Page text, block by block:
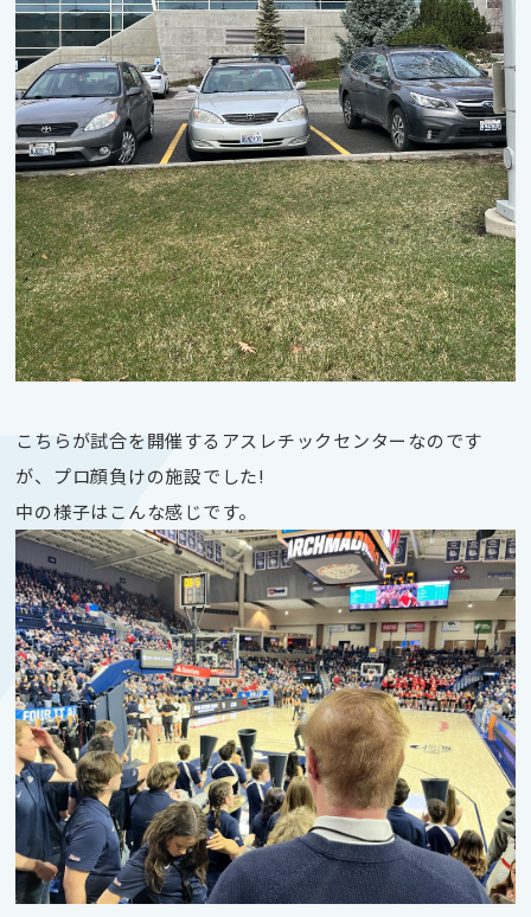
こちらが試合を開催するアスレチックセンターなのです
が、プロ顔負けの施設でした!
中の様子はこんな感じです。